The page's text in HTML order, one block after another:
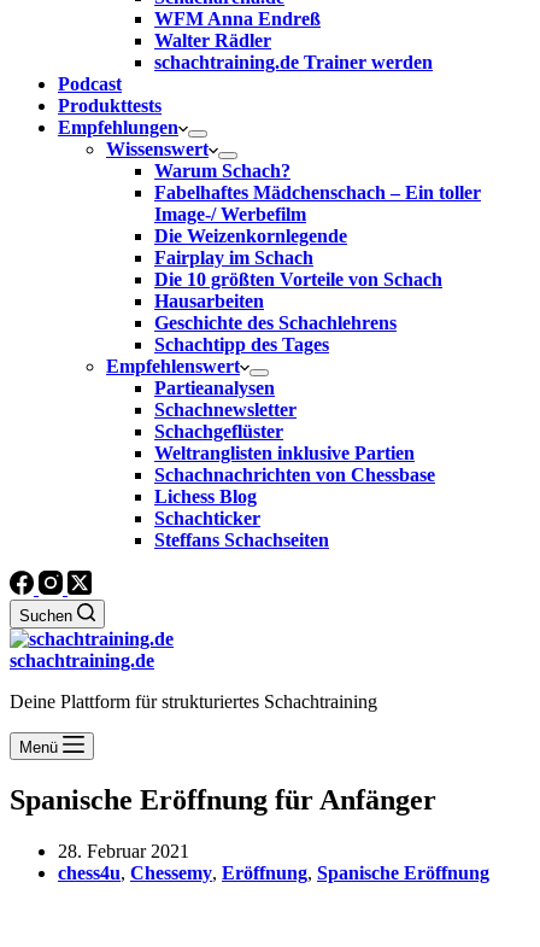
WFM Anna Endreß
Walter Rädler
schachtraining.de Trainer werden
Podcast
Produkttests
Empfehlungen
Wissenswert
Warum Schach?
Fabelhaftes Mädchenschach – Ein toller
Image-/ Werbefilm
Die Weizenkornlegende
Fairplay im Schach
Die 10 größten Vorteile von Schach‎
Hausarbeiten
Geschichte des Schachlehrens
Schachtipp des Tages
Empfehlenswert
Partieanalysen
Schachnewsletter
Schachgeflüster
Weltranglisten inklusive Partien
Schachnachrichten von Chessbase
Lichess Blog
Schachticker
Steffans Schachseiten
Suchen
schachtraining.de
Deine Plattform für strukturiertes Schachtraining
Menü
Spanische Eröffnung für Anfänger
28. Februar 2021
chess4u, Chessemy, Eröffnung, Spanische Eröffnung